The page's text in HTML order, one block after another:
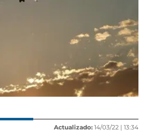
Actualizado: 14/03/22 | 13:34